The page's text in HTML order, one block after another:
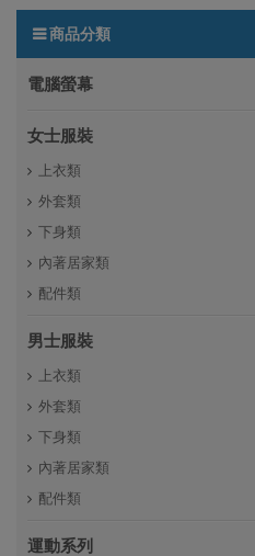
商品分類
電腦螢幕
女士服裝
上衣類
外套類
下身類
內著居家類
配件類
男士服裝
上衣類
外套類
下身類
內著居家類
配件類
運動系列